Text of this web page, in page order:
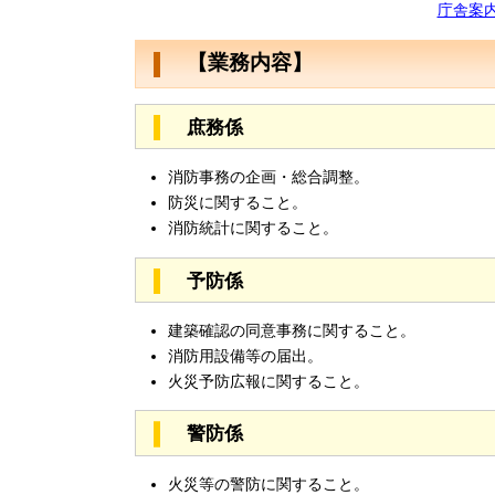
庁舎案
【業務内容】
庶務係
消防事務の企画・総合調整。
防災に関すること。
消防統計に関すること。
予防係
建築確認の同意事務に関すること。
消防用設備等の届出。
火災予防広報に関すること。
警防係
火災等の警防に関すること。